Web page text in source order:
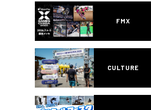
FMX
CULTURE